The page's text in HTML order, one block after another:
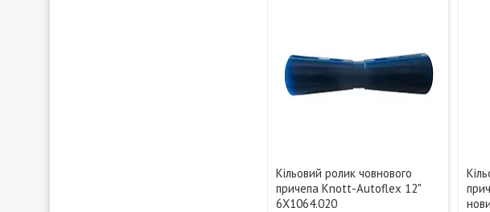
Кільовий ролик човнового
причепа Knott-Autoflex 12"
6X1064.020